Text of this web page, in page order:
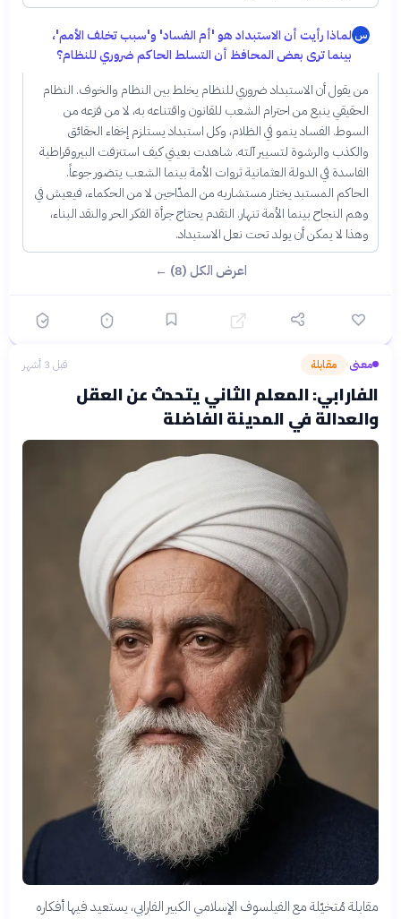
س لماذا رأيت أن الاستبداد هو 'أم الفساد' و'سبب تخلف الأمم'،
بينما ترى بعض المحافظ أن التسلط الحاكم ضروري للنظام؟
من يقول أن الاستبداد ضروري للنظام يخلط بين النظام والخوف. النظام
الحقيقي ينبع من احترام الشعب للقانون واقتناعه به، لا من فزعه من
السوط. الفساد ينمو في الظلام، وكل استبداد يستلزم إخفاء الحقائق
والكذب والرشوة لتسيير آلته. شاهدت بعيني كيف استنزفت البيروقراطية
الفاسدة في الدولة العثمانية ثروات الأمة بينما الشعب يتضور جوعاً.
الحاكم المستبد يختار مستشاريه من المدّاحين لا من الحكماء، فيعيش في
وهم النجاح بينما الأمة تنهار. التقدم يحتاج جرأة الفكر الحر والنقد البناء،
وهذا لا يمكن أن يولد تحت نعل الاستبداد.
اعرض الكل (8) ←
معنى› مقابلة قبل 3 أشهر
الفارابي: المعلم الثاني يتحدث عن العقل
والعدالة في المدينة الفاضلة
مقابلة مُتخيّلة مع الفيلسوف الإسلامي الكبير الفارابي، يستعيد فيها أفكاره